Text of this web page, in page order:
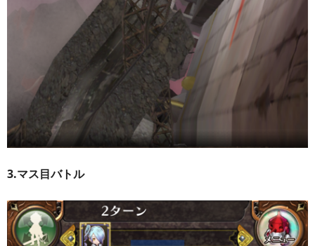
3.マス目バトル